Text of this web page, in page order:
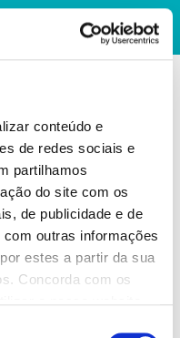
conteúdo e
de redes sociais e
partilhamos
do site com os
de publicidade e de
outras informações
estes a partir da sua
Concorda com os